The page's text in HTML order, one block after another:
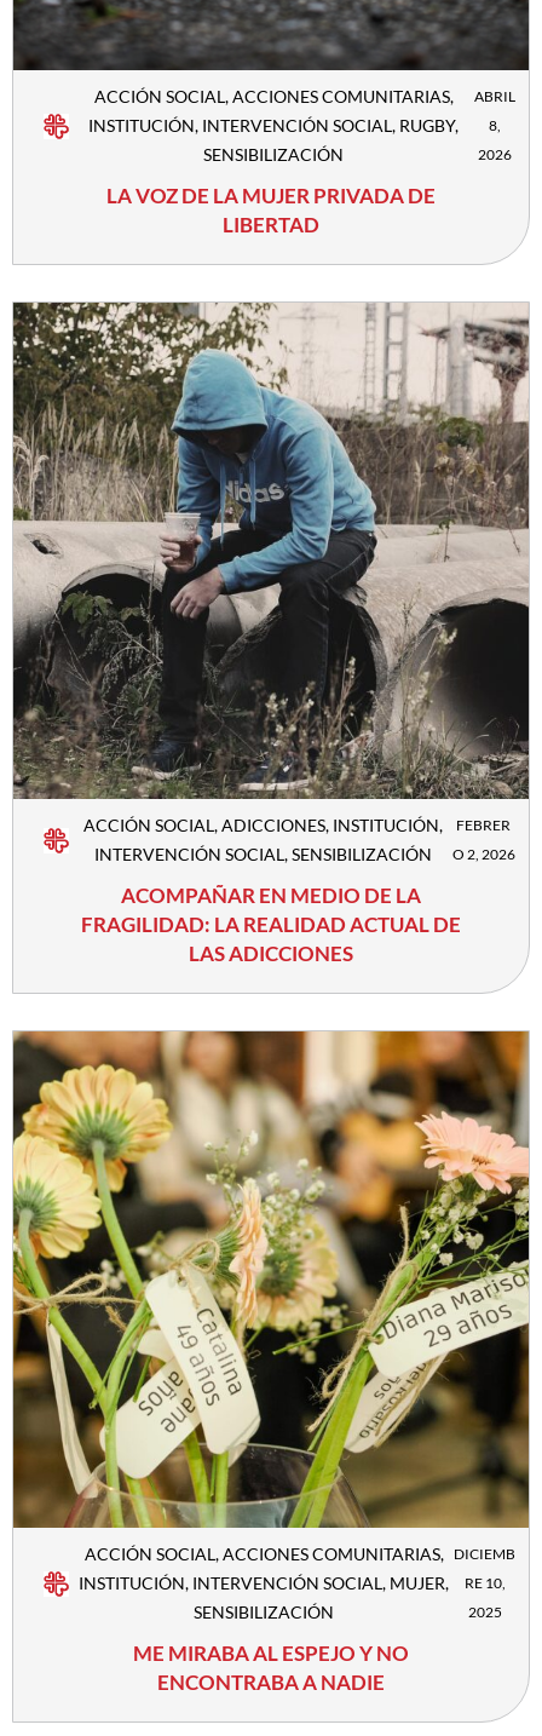
ACCIÓN SOCIAL,ACCIONES COMUNITARIAS,
INSTITUCIÓN, INTERVENCIÓN SOCIAL, RUGBY,
SENSIBILIZACIÓN
ABRIL
8,
2026
LA VOZ DE LA MUJER PRIVADA DE
LIBERTAD
ACCIÓN SOCIAL,ADICCIONES, INSTITUCIÓN,
INTERVENCIÓN SOCIAL,SENSIBILIZACIÓN
FEBRER
O 2, 2026
ACOMPAÑAR EN MEDIO DE LA
FRAGILIDAD: LA REALIDAD ACTUAL DE
LAS ADICCIONES
ACCIÓN SOCIAL,ACCIONES COMUNITARIAS,
INSTITUCIÓN, INTERVENCIÓN SOCIAL, MUJER,
SENSIBILIZACIÓN
DICIEMB
RE 10,
2025
ME MIRABA AL ESPEJO Y NO
ENCONTRABA A NADIE